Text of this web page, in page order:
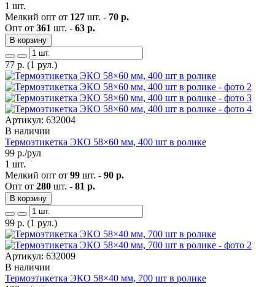
1 шт.
Мелкий опт от 127 шт. - 70 р.
Опт от 361 шт. - 63 р.
В корзину
77 р. (1 рул.)
Артикул: 632004
В наличии
Термоэтикетка ЭКО 58×60 мм, 400 шт в ролике
99 р./рул
1 шт.
Мелкий опт от 99 шт. - 90 р.
Опт от 280 шт. - 81 р.
В корзину
99 р. (1 рул.)
Артикул: 632009
В наличии
Термоэтикетка ЭКО 58×40 мм, 700 шт в ролике